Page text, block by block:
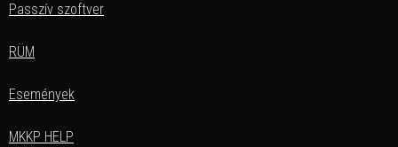
Passzív szoftver
RÜM
Események
MKKP HELP